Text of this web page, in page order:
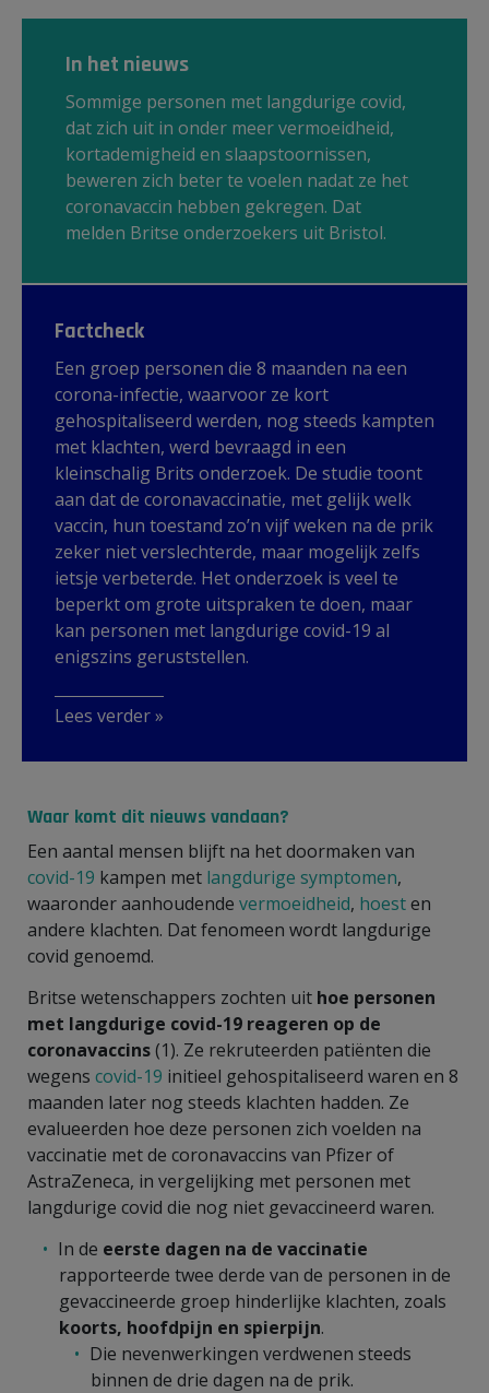
In het nieuws
Sommige personen met langdurige covid,
dat zich uit in onder meer vermoeidheid,
kortademigheid en slaapstoornissen,
beweren zich beter te voelen nadat ze het
coronavaccin hebben gekregen. Dat
melden Britse onderzoekers uit Bristol.
Factcheck
Een groep personen die 8 maanden na een
corona-infectie, waarvoor ze kort
gehospitaliseerd werden, nog steeds kampten
met klachten, werd bevraagd in een
kleinschalig Brits onderzoek. De studie toont
aan dat de coronavaccinatie, met gelijk welk
vaccin, hun toestand zo’n vijf weken na de prik
zeker niet verslechterde, maar mogelijk zelfs
ietsje verbeterde. Het onderzoek is veel te
beperkt om grote uitspraken te doen, maar
kan personen met langdurige covid-19 al
enigszins geruststellen.
Lees verder »
Waar komt dit nieuws vandaan?
Een aantal mensen blijft na het doormaken van
covid-19 kampen met langdurige symptomen,
waaronder aanhoudende vermoeidheid, hoesten
andere klachten. Dat fenomeen wordt langdurige
covid genoemd.
Britse wetenschappers zochten uit hoe personen
met langdurige covid-19 reageren op de
coronavaccins(1). Ze rekruteerden patiënten die
wegens covid-19 initieel gehospitaliseerd waren en 8
maanden later nog steeds klachten hadden. Ze
evalueerden hoe deze personen zich voelden na
vaccinatie met de coronavaccins van Pfizer of
AstraZeneca, in vergelijking met personen met
langdurige covid die nog niet gevaccineerd waren.
In de eerste dagen na de vaccinatie
rapporteerde twee derde van de personen in de
gevaccineerde groep hinderlijke klachten, zoals
koorts, hoofdpijn en spierpijn.
Die nevenwerkingen verdwenen steeds
binnen de drie dagen na de prik.